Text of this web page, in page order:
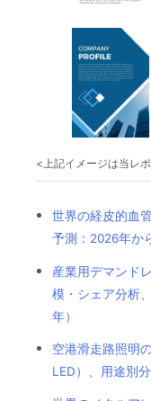
<上記イメージは当レ
世界の経皮的血
予測：2026年か
産業用デマンド
模・シェア分析
年）
空港滑走路照明
LED）、用途別